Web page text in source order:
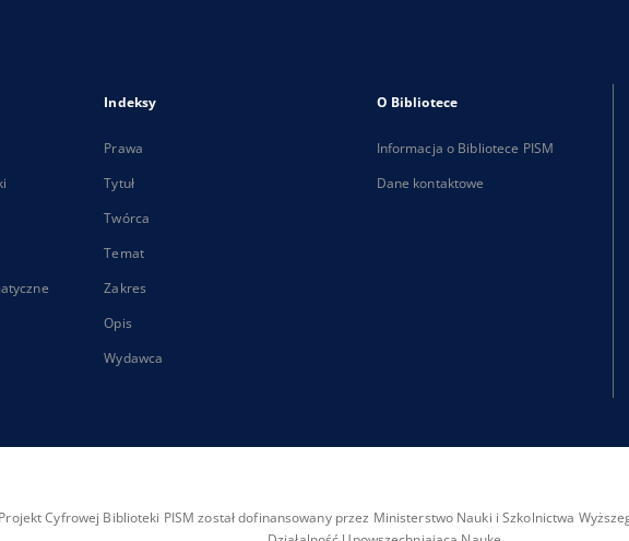
Indeksy
Prawa
Tytuł
Twórca
Temat
Zakres
Opis
Wydawca
O Bibliotece
Informacja o Bibliotece PISM
Dane kontaktowe
Projekt Cyfrowej Biblioteki PISM został dofinansowany przez Ministerstwo Nauki i Szkolnictwa